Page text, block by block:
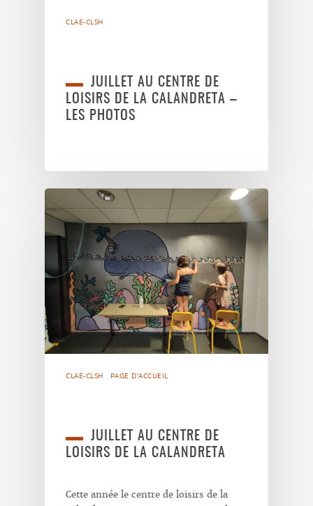
CLAE-CLSH
JUILLET AU CENTRE DE
LOISIRS DE LA CALANDRETA –
LES PHOTOS
CLAE-CLSH PAGE D'ACCUEIL
JUILLET AU CENTRE DE
LOISIRS DE LA CALANDRETA
Cette année le centre de loisirs de la